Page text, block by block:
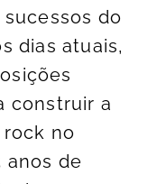
do
dias atuais,
construir a
no
anos de